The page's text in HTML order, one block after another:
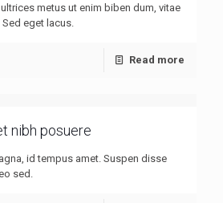
metus ut enim biben dum, vitae
eget lacus.
Read more
nibh posuere
id tempus amet. Suspen disse
sed.